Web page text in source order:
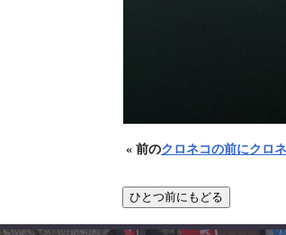
« 前のクロネコの前にクロ